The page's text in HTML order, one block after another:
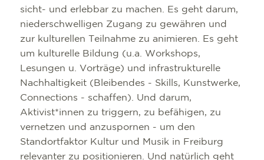
sicht- und erlebbar zu machen. Es geht darum,
niederschwelligen Zugang zu gewähren und
zur kulturellen Teilnahme zu animieren. Es geht
um kulturelle Bildung (u.a. Workshops,
Lesungen u. Vorträge) und infrastrukturelle
Nachhaltigkeit (Bleibendes - Skills, Kunstwerke,
Connections - schaffen). Und darum,
Aktivist*innen zu triggern, zu befähigen, zu
vernetzen und anzuspornen - um den
Standortfaktor Kultur und Musik in Freiburg
relevanter zu positionieren. Und natürlich geht